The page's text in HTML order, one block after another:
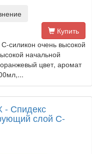
Купить
силикон очень высокой
начальной
оранжевый цвет, аромат
- Спидекс
слой С-